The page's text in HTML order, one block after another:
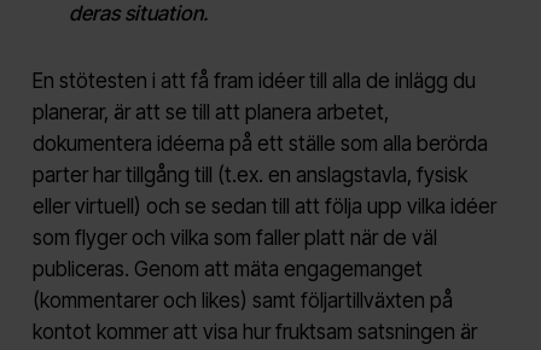
deras situation.
En stötesten i att få fram idéer till alla de inlägg du
planerar, är att se till att planera arbetet,
dokumentera idéerna på ett ställe som alla berörda
parter har tillgång till (t.ex. en anslagstavla, fysisk
eller virtuell) och se sedan till att följa upp vilka idéer
som flyger och vilka som faller platt när de väl
publiceras. Genom att mäta engagemanget
(kommentarer och likes) samt följartillväxten på
kontot kommer att visa hur fruktsam satsningen är